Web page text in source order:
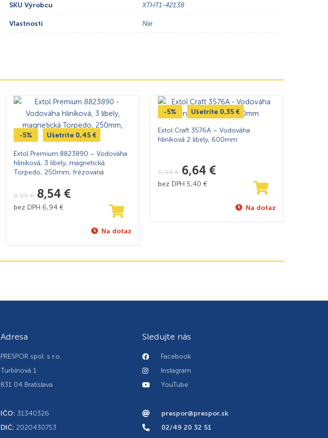
SKU Výrobcu XTHT1-42138
Vlastnosti Nie
-5% Ušetríte 0,45 €
Extol Premium 8823890 – Vodováha
hliníková, 3 libely, magnetická
Torpedo, 250mm, frézovaná
8,99€ 8,54 €
bez DPH 6,94 €
Na dotaz
-5% Ušetríte 0,35 €
Extol Craft 3576A – Vodováha
hliníková 2 libely, 600mm
6,99€ 6,64 €
bez DPH 5,40 €
Na dotaz
Adresa
PRESPOR spol. s r.o.
Turbínová 1
831 04 Bratislava
IČO: 31340326
DIČ: 2020430753
Sledujte nás
Facebook
Instagram
YouTube
prespor@prespor.sk
02/49 20 32 51